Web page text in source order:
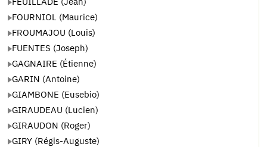
FOURNIOL (Maurice)
FROUMAJOU (Louis)
FUENTES (Joseph)
GAGNAIRE (Étienne)
GARIN (Antoine)
GIAMBONE (Eusebio)
GIRAUDEAU (Lucien)
GIRAUDON (Roger)
GIRY (Régis-Auguste)